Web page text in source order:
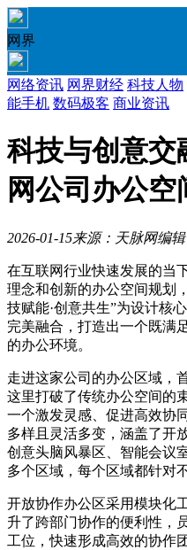
网界
网络资讯 网界财经 科技人物
能手机 数码极客 商业资讯
科技与创意交
网公司办公
2026-01-15来源：天脉网编
在互联网行业快速发展的当
理念和创新的办公空间规划
技赋能·创意共生”为设计核
完美融合，打造出一个既满
的办公环境。
走进这家公司的办公区域，
这里打破了传统办公空间的
一个激发灵感、促进高效协
多样且灵活多变，涵盖了开
创意头脑风暴区、智能会议
多个区域，每个区域都针对
开放协作办公区采用模块化
升了跨部门协作的便利性，
工位，快速形成高效的协作